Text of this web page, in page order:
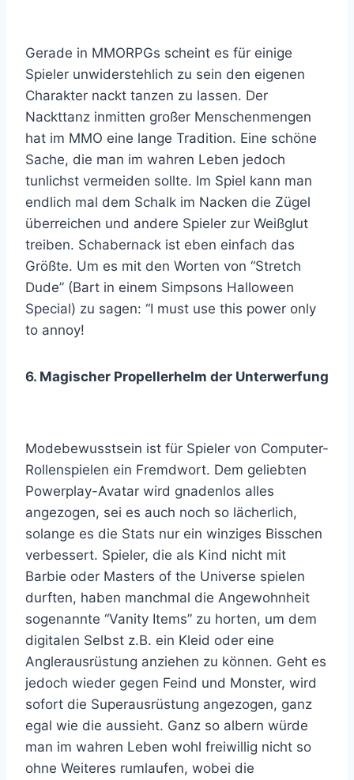
Gerade in MMORPGs scheint es für einige
Spieler unwiderstehlich zu sein den eigenen
Charakter nackt tanzen zu lassen. Der
Nackttanz inmitten großer Menschenmengen
hat im MMO eine lange Tradition. Eine schöne
Sache, die man im wahren Leben jedoch
tunlichst vermeiden sollte. Im Spiel kann man
endlich mal dem Schalk im Nacken die Zügel
überreichen und andere Spieler zur Weißglut
treiben. Schabernack ist eben einfach das
Größte. Um es mit den Worten von “Stretch
Dude” (Bart in einem Simpsons Halloween
Special) zu sagen: “I must use this power only
to annoy!
6. Magischer Propellerhelm der Unterwerfung
Modebewusstsein ist für Spieler von Computer-
Rollenspielen ein Fremdwort. Dem geliebten
Powerplay-Avatar wird gnadenlos alles
angezogen, sei es auch noch so lächerlich,
solange es die Stats nur ein winziges Bisschen
verbessert. Spieler, die als Kind nicht mit
Barbie oder Masters of the Universe spielen
durften, haben manchmal die Angewohnheit
sogenannte “Vanity Items” zu horten, um dem
digitalen Selbst z.B. ein Kleid oder eine
Anglerausrüstung anziehen zu können. Geht es
jedoch wieder gegen Feind und Monster, wird
sofort die Superausrüstung angezogen, ganz
egal wie die aussieht. Ganz so albern würde
man im wahren Leben wohl freiwillig nicht so
ohne Weiteres rumlaufen, wobei die